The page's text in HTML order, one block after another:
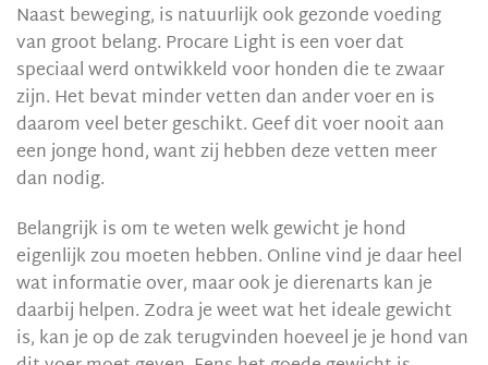
Naast beweging, is natuurlijk ook gezonde voeding
van groot belang. Procare Light is een voer dat
speciaal werd ontwikkeld voor honden die te zwaar
zijn. Het bevat minder vetten dan ander voer en is
daarom veel beter geschikt. Geef dit voer nooit aan
een jonge hond, want zij hebben deze vetten meer
dan nodig.
Belangrijk is om te weten welk gewicht je hond
eigenlijk zou moeten hebben. Online vind je daar heel
wat informatie over, maar ook je dierenarts kan je
daarbij helpen. Zodra je weet wat het ideale gewicht
is, kan je op de zak terugvinden hoeveel je je hond van